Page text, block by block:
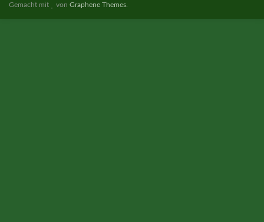
Gemacht mit
vonGraphene Themes